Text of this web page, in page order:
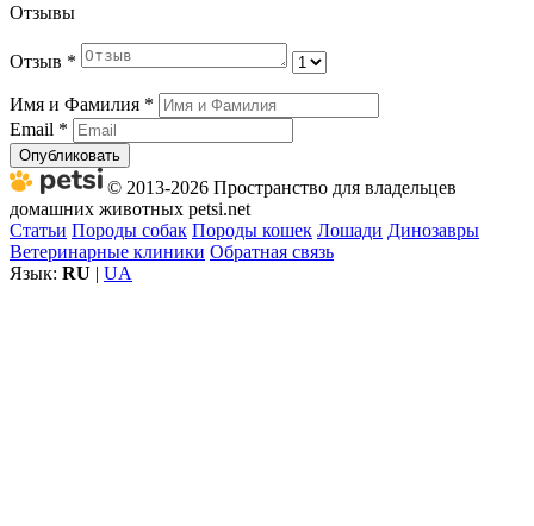
Отзывы
Отзыв *
Имя и Фамилия *
Email *
Опубликовать
© 2013-2026 Пространство для владельцев
домашних животных petsi.net
Статьи Породы собак Породы кошек Лошади Динозавры
Ветеринарные клиники Обратная связь
Язык: RU | UA